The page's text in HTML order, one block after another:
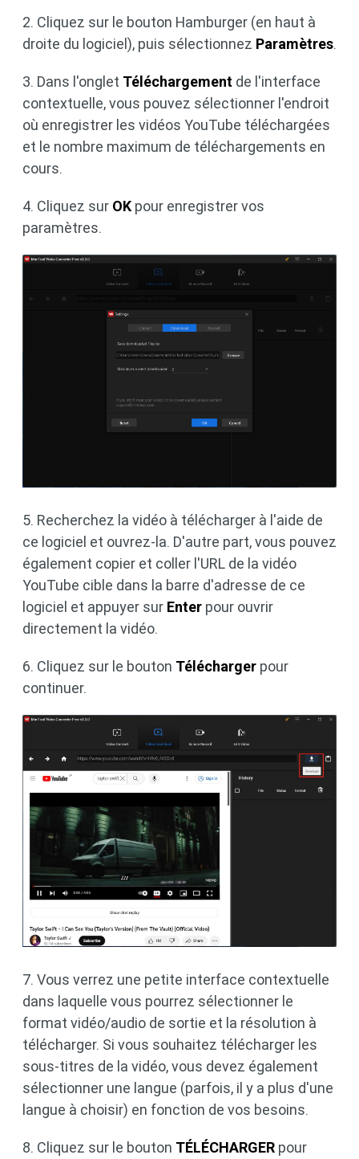
2. Cliquez sur le bouton Hamburger (en haut à
droite du logiciel), puis sélectionnez Paramètres.
3. Dans l'onglet Téléchargement de l'interface
contextuelle, vous pouvez sélectionner l'endroit
où enregistrer les vidéos YouTube téléchargées
et le nombre maximum de téléchargements en
cours.
4. Cliquez sur OK pour enregistrer vos
paramètres.
5. Recherchez la vidéo à télécharger à l'aide de
ce logiciel et ouvrez-la. D'autre part, vous pouvez
également copier et coller l'URL de la vidéo
YouTube cible dans la barre d'adresse de ce
logiciel et appuyer sur Enter pour ouvrir
directement la vidéo.
6. Cliquez sur le bouton Télécharger pour
continuer.
7. Vous verrez une petite interface contextuelle
dans laquelle vous pourrez sélectionner le
format vidéo/audio de sortie et la résolution à
télécharger. Si vous souhaitez télécharger les
sous-titres de la vidéo, vous devez également
sélectionner une langue (parfois, il y a plus d'une
langue à choisir) en fonction de vos besoins.
8. Cliquez sur le bouton TÉLÉCHARGER pour